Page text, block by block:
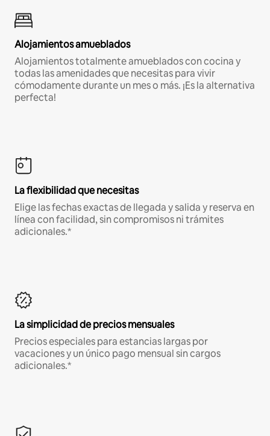
Alojamientos amueblados
Alojamientos totalmente amueblados con cocina y
todas las amenidades que necesitas para vivir
cómodamente durante un mes o más. ¡Es la alternativa
perfecta!
La flexibilidad que necesitas
Elige las fechas exactas de llegada y salida y reserva en
línea con facilidad, sin compromisos ni trámites
adicionales.*
La simplicidad de precios mensuales
Precios especiales para estancias largas por
vacaciones y un único pago mensual sin cargos
adicionales.*